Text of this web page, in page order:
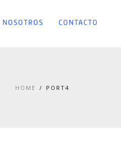
NOSOTROS CONTACTO
HOME PORT4